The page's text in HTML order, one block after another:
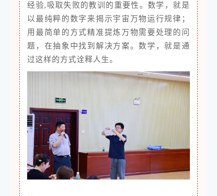
经验,吸取失败的教训的重要性。数学，就是
以最纯粹的数字来揭示宇宙万物运行规律；
用最简单的方式精准提炼万物需要处理的问
题，在抽象中找到解决方案。数学，就是通
过这样的方式诠释人生。